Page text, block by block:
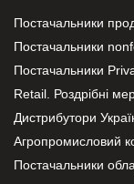
Постачальники
Постачальники
Постачальники
Retail. Роздрібні
Дистрибутори
Агропромисловий
Постачальники